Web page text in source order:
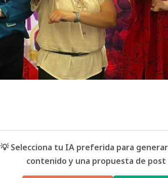
💡 Selecciona tu IA preferida para
contenido y una propuesta de